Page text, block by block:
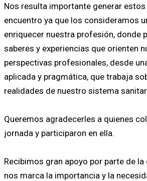
Nos resulta importante generar
encuentro ya que los consideramos
enriquecer nuestra profesión, donde
saberes y experiencias que orienten
perspectivas profesionales, desde
aplicada y pragmática, que trabaja
realidades de nuestro sistema
Queremos agradecerles a quienes
jornada y participaron en ella.
Recibimos gran apoyo por parte de
nos marca la importancia y la